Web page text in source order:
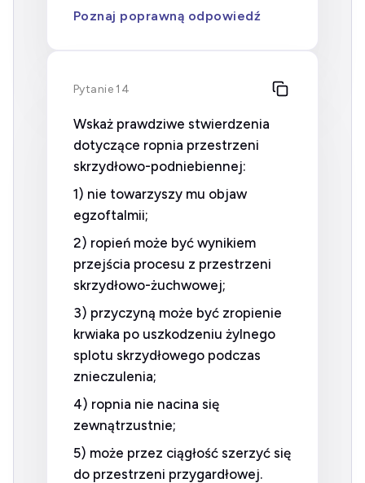
Poznaj poprawną odpowiedź
Pytanie 14
Wskaż prawdziwe stwierdzenia
dotyczące ropnia przestrzeni
skrzydłowo-podniebiennej:
1) nie towarzyszy mu objaw
egzoftalmii;
2) ropień może być wynikiem
przejścia procesu z przestrzeni
skrzydłowo-żuchwowej;
3) przyczyną może być zropienie
krwiaka po uszkodzeniu żylnego
splotu skrzydłowego podczas
znieczulenia;
4) ropnia nie nacina się
zewnątrzustnie;
5) może przez ciągłość szerzyć się
do przestrzeni przygardłowej.